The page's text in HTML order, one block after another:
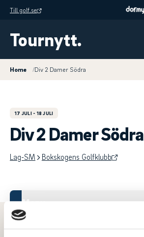
Till golf.se
Tournytt.
Home /Div 2 Damer Södra
17 JULI - 18 JULI
Div 2 Damer Södra
Lag-SM Bokskogens Golfklubb
Meny